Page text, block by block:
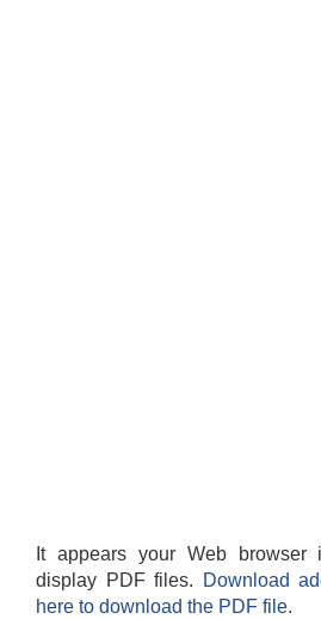
It appears your Web browser
display PDF files.
Download
here to download the PDF file.